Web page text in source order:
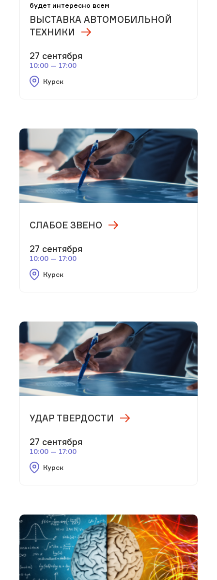
будет интересно всем
ВЫСТАВКА АВТОМОБИЛЬНОЙ
ТЕХНИКИ
27 сентября
10:00 — 17:00
Курск
СЛАБОЕ ЗВЕНО
27 сентября
10:00 — 17:00
Курск
УДАР ТВЕРДОСТИ
27 сентября
10:00 — 17:00
Курск